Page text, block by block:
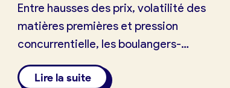
Entre hausses des prix, volatilité des
matières premières et pression
concurrentielle, les boulangers-
pâtissiers indépendants doivent
repenser leurs stratégies d’achat.
Lire la suite